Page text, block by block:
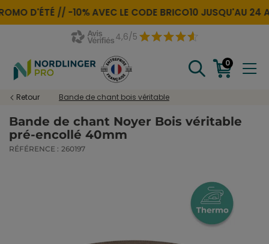
D'ÉTÉ // -10% AVEC LE CODEBRICO10JUSQU'AU 24
4,6/5
0
Retour Bande de chant bois véritable
Bande de chant Noyer Bois véritable
pré-encollé 40mm
RÉFÉRENCE : 260197